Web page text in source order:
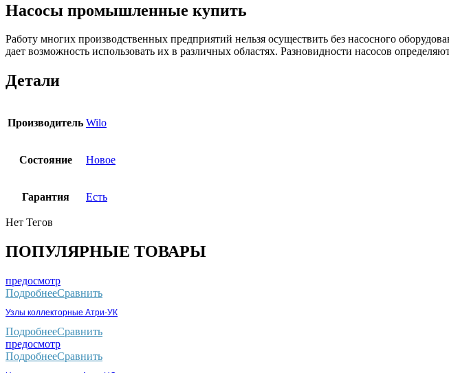
Насосы промышленные купить
Работу многих производственных предприятий нельзя осуществить без насосного
дает возможность использовать их в различных областях. Разновидности насосов
Детали
Производитель Wilo
Состояние Новое
Гарантия Есть
Нет Тегов
ПОПУЛЯРНЫЕ ТОВАРЫ
предосмотр
ПодробнееСравнить
Узлы коллекторные Атри-УК
ПодробнееСравнить
предосмотр
ПодробнееСравнить